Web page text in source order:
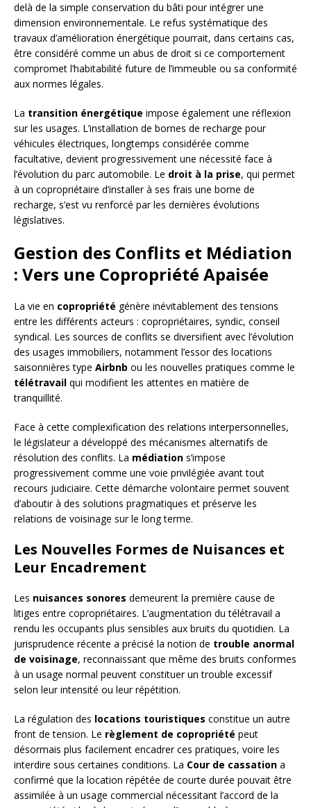
delà de la simple conservation du bâti pour intégrer une
dimension environnementale. Le refus systématique des
travaux d’amélioration énergétique pourrait, dans certains cas,
être considéré comme un abus de droit si ce comportement
compromet l’habitabilité future de l’immeuble ou sa conformité
aux normes légales.
La transition énergétique impose également une réflexion
sur les usages. L’installation de bornes de recharge pour
véhicules électriques, longtemps considérée comme
facultative, devient progressivement une nécessité face à
l’évolution du parc automobile. Le droit à la prise, qui permet
à un copropriétaire d’installer à ses frais une borne de
recharge, s’est vu renforcé par les dernières évolutions
législatives.
Gestion des Conflits et Médiation
: Vers une Copropriété Apaisée
La vie en copropriété génère inévitablement des tensions
entre les différents acteurs : copropriétaires, syndic, conseil
syndical. Les sources de conflits se diversifient avec l’évolution
des usages immobiliers, notamment l’essor des locations
saisonnières type Airbnb ou les nouvelles pratiques comme le
télétravail qui modifient les attentes en matière de
tranquillité.
Face à cette complexification des relations interpersonnelles,
le législateur a développé des mécanismes alternatifs de
résolution des conflits. La médiation s’impose
progressivement comme une voie privilégiée avant tout
recours judiciaire. Cette démarche volontaire permet souvent
d’aboutir à des solutions pragmatiques et préserve les
relations de voisinage sur le long terme.
Les Nouvelles Formes de Nuisances et
Leur Encadrement
Les nuisances sonores demeurent la première cause de
litiges entre copropriétaires. L’augmentation du télétravail a
rendu les occupants plus sensibles aux bruits du quotidien. La
jurisprudence récente a précisé la notion de trouble anormal
de voisinage, reconnaissant que même des bruits conformes
à un usage normal peuvent constituer un trouble excessif
selon leur intensité ou leur répétition.
La régulation des locations touristiques constitue un autre
front de tension. Le règlement de copropriété peut
désormais plus facilement encadrer ces pratiques, voire les
interdire sous certaines conditions. La Cour de cassation a
confirmé que la location répétée de courte durée pouvait être
assimilée à un usage commercial nécessitant l’accord de la